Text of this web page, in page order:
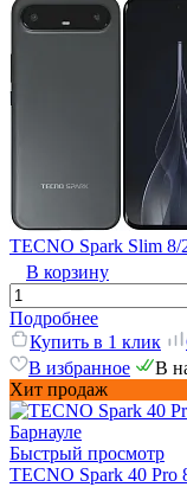
TECNO Spark Slim
В корзину
Подробнее
Купить в 1 клик
В избранное
В
Хит продаж
Быстрый просмотр
TECNO Spark 40 Pro